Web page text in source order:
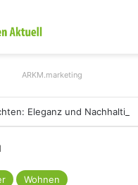
ARKM.marketing
Wohnen